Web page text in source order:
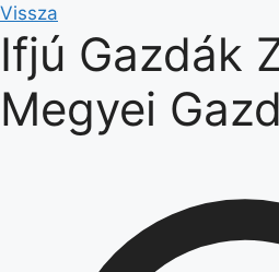
Kilépés
a
tartalomba
Vissza
Ifjú Gazdák
Megyei